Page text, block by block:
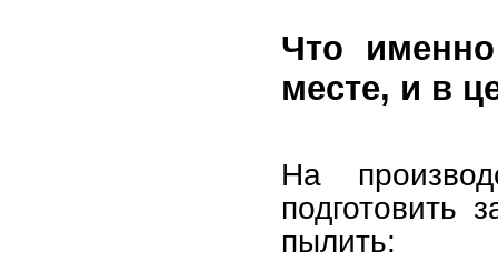
Что
месте, и в
На
пылить: